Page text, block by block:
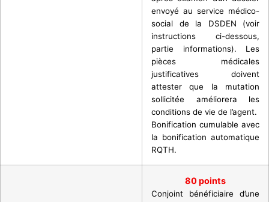
envoyé au service médico-
social de la DSDEN (voir
instructions ci-dessous,
partie informations). Les
pièces médicales
justificatives doivent
attester que la mutation
sollicitée améliorera les
conditions de vie de l’agent.
Bonification cumulable avec
la bonification automatique
RQTH.
80 points
Conjoint bénéficiaire d’une